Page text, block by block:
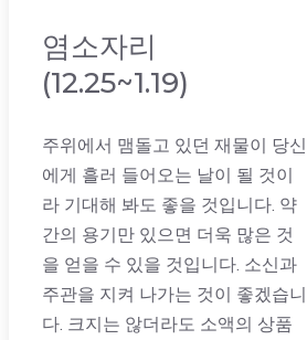
염소자리
(12.25~1.19)
주위에서 맴돌고 있던 재물이 당신
에게 흘러 들어오는 날이 될 것이
라 기대해 봐도 좋을 것입니다. 약
간의 용기만 있으면 더욱 많은 것
을 얻을 수 있을 것입니다. 소신과
주관을 지켜 나가는 것이 좋겠습니
다. 크지는 않더라도 소액의 상품